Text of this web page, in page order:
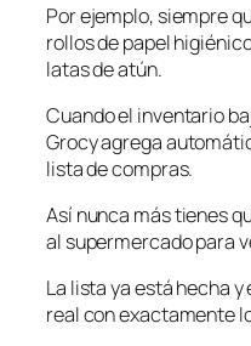
Por ejemplo, siempre
rollos de papel
latas de atún.
Cuando el inventario
Grocy agrega
lista de compras.
Así nunca más tienes
al supermercado para
La lista ya está hecha
real con exactamente